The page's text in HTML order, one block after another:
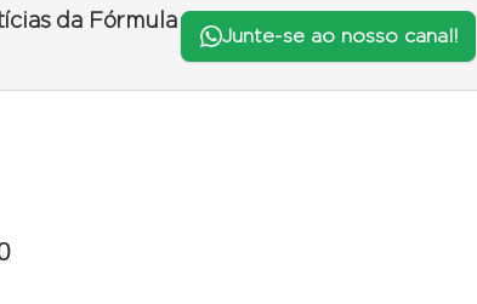
da Fórmula
Junte-se ao nosso canal!